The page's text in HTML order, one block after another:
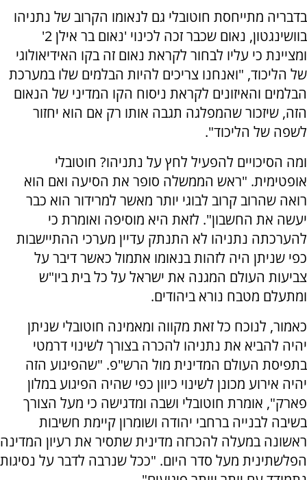
בדבריה מתייחסת חוטובלי גם לנאומו הקרוב של נתניהו
בוושינגטון, נאום שכבר זכה לכינוי 'נאום בר אילן 2'
ומציינת כי עליו לבחור לקראת נאום זה בקו האידיאולוגי
של הליכוד, "ואנחנו צריכים להיות הבלמים שלו במערכת
הבלמים והאיזונים לקראת ניסוח הקו המדיני של הנאום
הזה, שיזכור שהמפלגה תגבה אותו רק אם הוא יחזור
לשפה של הליכוד".
ומה הסיכויים להפעיל לחץ על נתניהו? חוטובלי
אופטימית. "ראש הממשלה סופר את הסיעה ואם הוא
רואה שהרוב קרוב לבוגי יותר מאשר למרידור הוא כבר
יעשה את החשבון". לזאת היא מוסיפה ואומרת כי
להערכתה נתניהו לא התנתק עדיין מערכי ההתיישבות
כפי שניתן היה לזהות בנאומו אתמול כאשר דיבר על
צביעות העולם המגנה את ישראל על כל בית ביו"ש
ומתעלם מטבח נורא ביהודים.
כאמור, לנוכח כל זאת מקווה ומאמינה חוטובלי שניתן
יהיה להביא את נתניהו להכרה בצורך לשינוי דרמטי
בתפיסת העולם המדינית מול הרש"פ. "שהפיגוע הזה
יהיה אירוע מכונן לשינוי כיוון כפי שהיה הפיגוע במלון
פארק", אומרת חוטובלי ושבה ומדגישה כי מעל הצורך
בשיבה לבנייה ברחבי יהודה ושומרון קיימת חשיבות
ראשונה במעלה להכרזה מדינית שתסיר את רעיון המדינה
הפלשתינית מעל סדר היום. "ככל שנרבה לדבר על נסיגות